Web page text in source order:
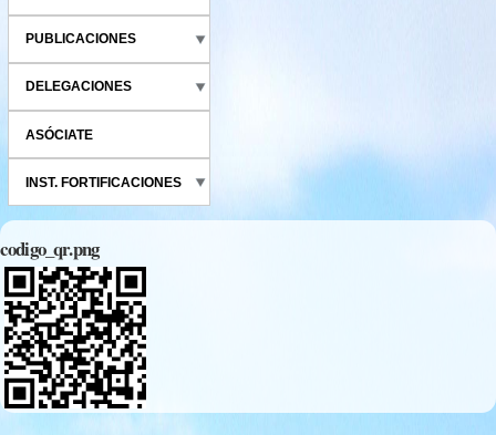
PUBLICACIONES
DELEGACIONES
ASÓCIATE
INST. FORTIFICACIONES
codigo_qr.png